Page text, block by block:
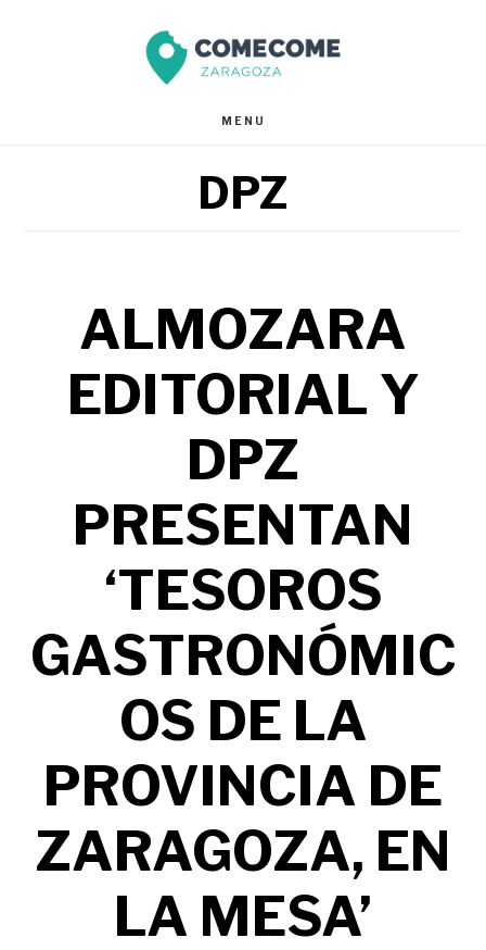
MENU
DPZ
ALMOZARA
EDITORIAL Y
DPZ
PRESENTAN
‘TESOROS
GASTRONÓMIC
OS DE LA
PROVINCIA DE
ZARAGOZA, EN
LA MESA’